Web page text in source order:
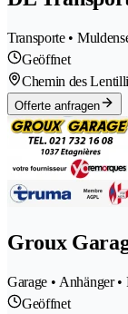
Transporte •
Geöffnet
Chemin des
Offerte anfragen
Groux
Garage • Anhänger •
Geöffnet